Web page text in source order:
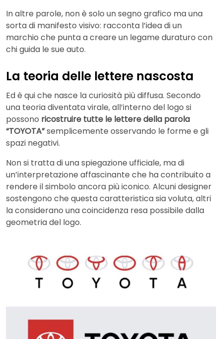
In altre parole, non è solo un segno grafico ma una
sorta di manifesto visivo: racconta l’idea di un
marchio che punta a creare un legame duraturo con
chi guida le sue auto.
La teoria delle lettere nascosta
Ed è qui che nasce la curiosità più diffusa. Secondo
una teoria diventata virale, all’interno del logo si
possono ricostruire tutte le lettere della parola
“TOYOTA”semplicemente osservando le forme e gli
spazi negativi.
Non si tratta di una spiegazione ufficiale, ma di
un’interpretazione affascinante che ha contribuito a
rendere il simbolo ancora più iconico. Alcuni designer
sostengono che questa caratteristica sia voluta, altri
la considerano una coincidenza resa possibile dalla
geometria del logo.